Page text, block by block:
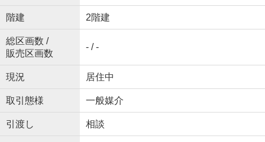
階建 2階建
総区画数 /
販売区画数
- / -
現況 居住中
取引態様 一般媒介
引渡し 相談